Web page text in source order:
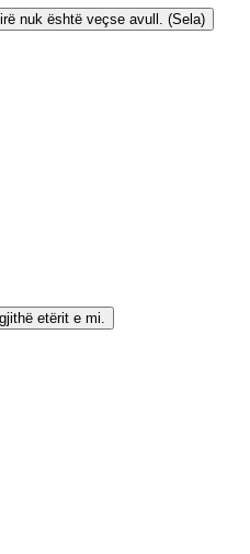
nuk është veçse avull. (Sela)
etërit e mi.